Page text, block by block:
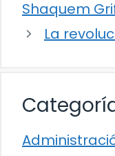
Shaquem
La